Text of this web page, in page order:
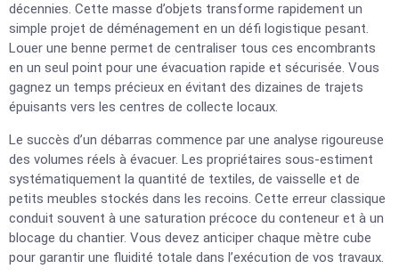
décennies. Cette masse d’objets transforme rapidement un
simple projet de déménagement en un défi logistique pesant.
Louer une benne permet de centraliser tous ces encombrants
en un seul point pour une évacuation rapide et sécurisée. Vous
gagnez un temps précieux en évitant des dizaines de trajets
épuisants vers les centres de collecte locaux.
Le succès d’un débarras commence par une analyse rigoureuse
des volumes réels à évacuer. Les propriétaires sous-estiment
systématiquement la quantité de textiles, de vaisselle et de
petits meubles stockés dans les recoins. Cette erreur classique
conduit souvent à une saturation précoce du conteneur et à un
blocage du chantier. Vous devez anticiper chaque mètre cube
pour garantir une fluidité totale dans l’exécution de vos travaux.